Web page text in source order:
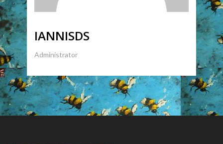
IANNISDS
Administrator